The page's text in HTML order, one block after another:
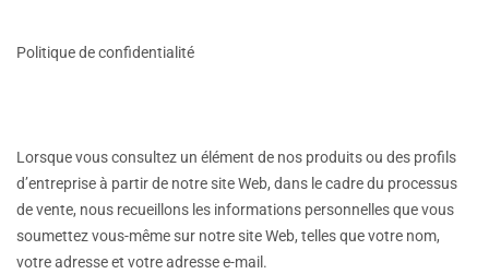
Politique de confidentialité
Lorsque vous consultez un élément de nos produits ou des profils
d’entreprise à partir de notre site Web, dans le cadre du processus
de vente, nous recueillons les informations personnelles que vous
soumettez vous-même sur notre site Web, telles que votre nom,
votre adresse et votre adresse e-mail.